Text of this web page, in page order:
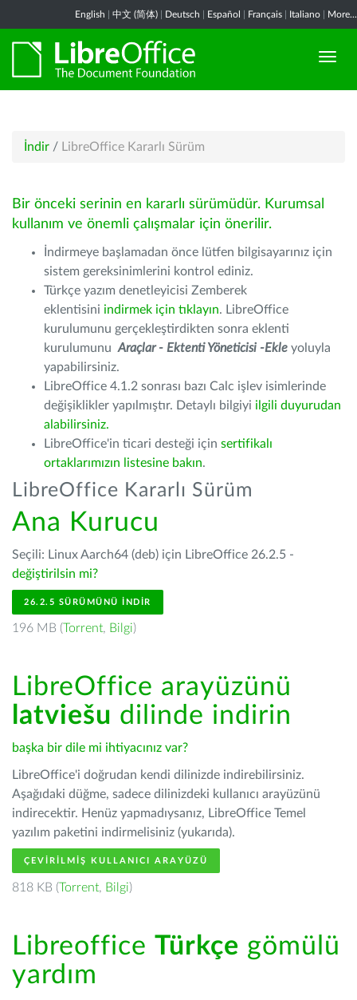
English 中文 (简体) Deutsch Español Français Italiano More...
İndir / LibreOffice Kararlı Sürüm
Bir önceki serinin en kararlı sürümüdür. Kurumsal
kullanım ve önemli çalışmalar için önerilir.
İndirmeye başlamadan önce lütfen bilgisayarınız için
sistem gereksinimlerini kontrol ediniz.
Türkçe yazım denetleyicisi Zemberek
eklentisini indirmek için tıklayın. LibreOffice
kurulumunu gerçekleştirdikten sonra eklenti
kurulumunu Araçlar - Ektenti Yöneticisi -Ekle yoluyla
yapabilirsiniz.
LibreOffice 4.1.2 sonrası bazı Calc işlev isimlerinde
değişiklikler yapılmıştır. Detaylı bilgiyi ilgili duyurudan
alabilirsiniz.
LibreOffice'in ticari desteği için sertifikalı
ortaklarımızın listesine bakın.
LibreOffice Kararlı Sürüm
Ana Kurucu
Seçili: Linux Aarch64 (deb) için LibreOffice 26.2.5 -
değiştirilsin mi?
26.2.5 SÜRÜMÜNÜ İNDIR
196 MB (Torrent, Bilgi)
LibreOffice arayüzünü
latviešu dilinde indirin
başka bir dile mi ihtiyacınız var?
LibreOffice'i doğrudan kendi dilinizde indirebilirsiniz.
Aşağıdaki düğme, sadece dilinizdeki kullanıcı arayüzünü
indirecektir. Henüz yapmadıysanız, LibreOffice Temel
yazılım paketini indirmelisiniz (yukarıda).
ÇEVIRILMIŞ KULLANICI ARAYÜZÜ
818 KB (Torrent, Bilgi)
Libreoffice Türkçe gömülü
yardım